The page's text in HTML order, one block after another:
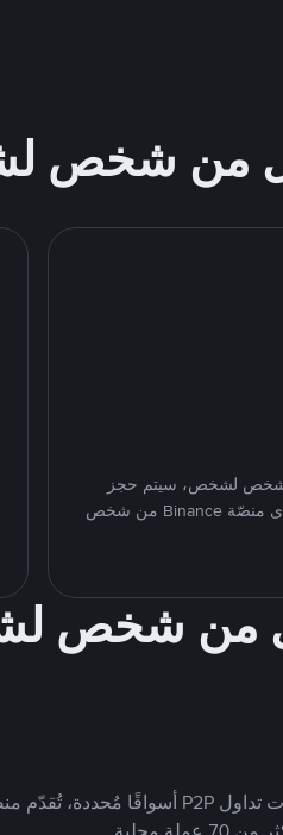
من
شخص لشخص، سيتم حجز
الأصل الرقمي في الضمان لدى منصّة Binance من شخص
من شخص